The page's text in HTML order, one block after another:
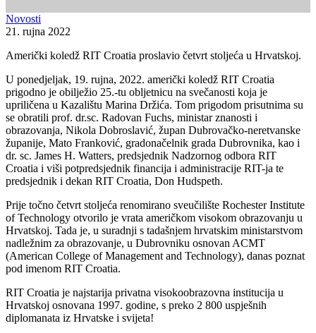
Novosti
21. rujna 2022
Američki koledž RIT Croatia proslavio četvrt stoljeća u Hrvatskoj.
U ponedjeljak, 19. rujna, 2022. američki koledž RIT Croatia
prigodno je obilježio 25.-tu obljetnicu na svečanosti koja je
upriličena u Kazalištu Marina Držića. Tom prigodom prisutnima su
se obratili prof. dr.sc. Radovan Fuchs, ministar znanosti i
obrazovanja, Nikola Dobroslavić, župan Dubrovačko-neretvanske
županije, Mato Franković, gradonačelnik grada Dubrovnika, kao i
dr. sc. James H. Watters, predsjednik Nadzornog odbora RIT
Croatia i viši potpredsjednik financija i administracije RIT-ja te
predsjednik i dekan RIT Croatia, Don Hudspeth.
Prije točno četvrt stoljeća renomirano sveučilište Rochester Institute
of Technology otvorilo je vrata američkom visokom obrazovanju u
Hrvatskoj. Tada je, u suradnji s tadašnjem hrvatskim ministarstvom
nadležnim za obrazovanje, u Dubrovniku osnovan ACMT
(American College of Management and Technology), danas poznat
pod imenom RIT Croatia.
RIT Croatia je najstarija privatna visokoobrazovna institucija u
Hrvatskoj osnovana 1997. godine, s preko 2 800 uspješnih
diplomanata iz Hrvatske i svijeta!